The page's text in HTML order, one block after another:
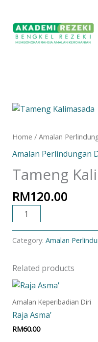
content
Home / Amalan
Amalan Perlindungan
Tameng
RM120.00
Tameng
quantity
Category: Amalan
Related products
Amalan Keperibadian Diri
Raja Asma’
RM60.00